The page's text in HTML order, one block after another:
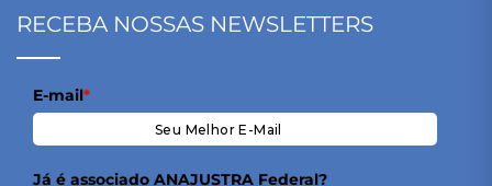
RECEBA NOSSAS NEWSLETTERS
E-mail*
Já é associado ANAJUSTRA Federal?